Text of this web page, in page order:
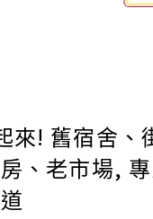
來! 舊宿舍、
、老市場,